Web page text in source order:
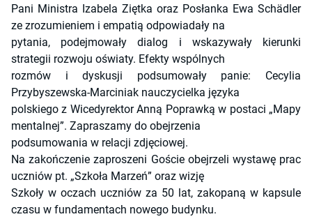
Pani Ministra Izabela Ziętka oraz Posłanka Ewa Schädler
ze zrozumieniem i empatią odpowiadały na
pytania, podejmowały dialog i wskazywały kierunki
strategii rozwoju oświaty. Efekty wspólnych
rozmów i dyskusji podsumowały panie: Cecylia
Przybyszewska-Marciniak nauczycielka języka
polskiego z Wicedyrektor Anną Poprawką w postaci „Mapy
mentalnej”. Zapraszamy do obejrzenia
podsumowania w relacji zdjęciowej.
Na zakończenie zaproszeni Goście obejrzeli wystawę prac
uczniów pt. „Szkoła Marzeń” oraz wizję
Szkoły w oczach uczniów za 50 lat, zakopaną w kapsule
czasu w fundamentach nowego budynku.